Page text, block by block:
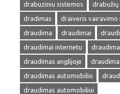
drabuziniu sistemos
drabužių
dradimas
draiveris vairavimo
draudima
draudimai
draudimai internetu
draudimas anglijoje
draudimas automobilio
draudimas automobiliui